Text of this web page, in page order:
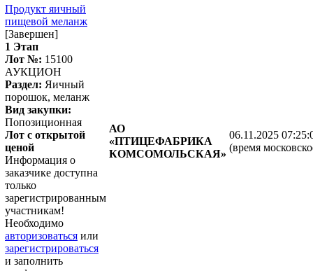
Продукт яичный
пищевой меланж
[Завершен]
1 Этап
Лот №: 15100
АУКЦИОН
Раздел: Яичный
порошок, меланж
Вид закупки:
Попозиционная
Лот с открытой
ценой
Информация о
заказчике доступна
только
зарегистрированным
участникам!
Необходимо
авторизоваться или
зарегистрироваться
и заполнить
АО
«ПТИЦЕФАБРИКА
КОМСОМОЛЬСКАЯ»
06.11.2025
(время